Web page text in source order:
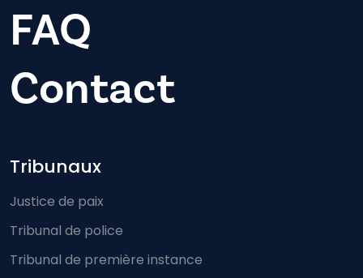
FAQ
Contact
Footer-menu
Tribunaux
Justice de paix
Tribunal de police
Tribunal de première instance